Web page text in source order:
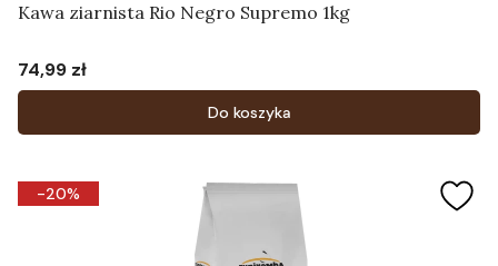
Kawa ziarnista Rio Negro Supremo 1kg
Cena
74,99 zł
Do koszyka
-20%